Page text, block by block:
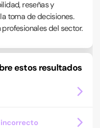
reseñas y
toma de decisiones.
del sector.
estos resultados